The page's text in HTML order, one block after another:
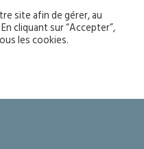
LIKE
site afin de gérer, au
cliquant sur “Accepter”,
les cookies.